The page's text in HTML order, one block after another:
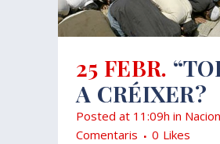
25 FEBR.
A CRÉIXER?
Posted at 11:09h in
Comentaris
0 Likes